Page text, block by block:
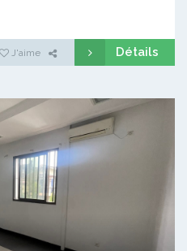
J'aime Détails